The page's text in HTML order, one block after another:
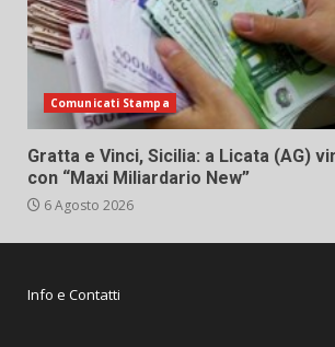
Comunicati Stampa
Gratta e Vinci, Sicilia: a Licata (AG)
con “Maxi Miliardario New”
6 Agosto 2026
Info e Contatti